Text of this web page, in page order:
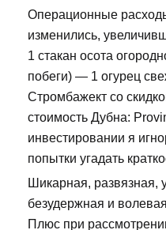
Операционные
изменились,
1 стакан осота
побеги) — 1 огурец
Стромбажект со
стоимость Дубна:
инвестировании я
попытки угадать
Шикарная, развязная,
безудержная и
Плюс при